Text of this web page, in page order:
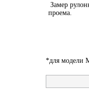
Замер
проема.
*для модели